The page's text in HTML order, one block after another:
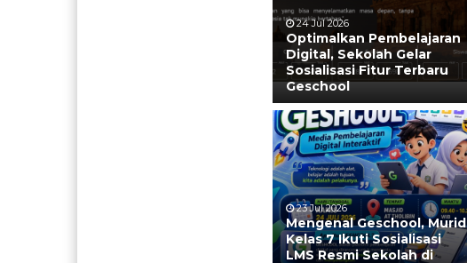
24 Jul 2026
Optimalkan Pembelajaran
Digital, Sekolah Gelar
Sosialisasi Fitur Terbaru
Geschool
23 Jul 2026
Mengenal Geschool, Murid
Kelas 7 Ikuti Sosialisasi
LMS Resmi Sekolah di